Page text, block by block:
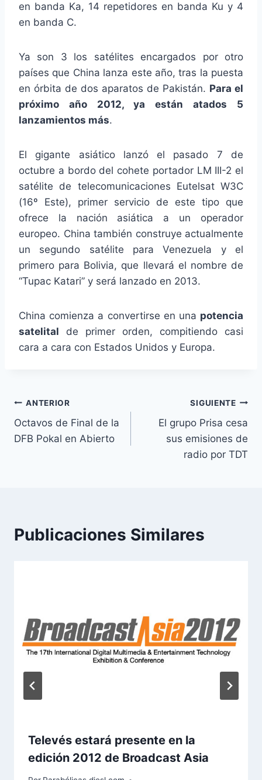
en banda Ka, 14 repetidores en banda Ku y 4
en banda C.
Ya son 3 los satélites encargados por otro
países que China lanza este año, tras la puesta
en órbita de dos aparatos de Pakistán. Para el
próximo año 2012, ya están atados 5
lanzamientos más.
El gigante asiático lanzó el pasado 7 de
octubre a bordo del cohete portador LM III-2 el
satélite de telecomunicaciones Eutelsat W3C
(16º Este), primer servicio de este tipo que
ofrece la nación asiática a un operador
europeo. China también construye actualmente
un segundo satélite para Venezuela y el
primero para Bolivia, que llevará el nombre de
“Tupac Katari” y será lanzado en 2013.
China comienza a convertirse en una potencia
satelital de primer orden, compitiendo casi
cara a cara con Estados Unidos y Europa.
Navegación
de
ANTERIOR
Octavos de Final de la
DFB Pokal en Abierto
SIGUIENTE
El grupo Prisa cesa
sus emisiones de
radio por TDT
Publicaciones Similares
Televés estará presente en la
edición 2012 de Broadcast Asia